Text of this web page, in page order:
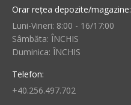
Orar rețea depozite/magazine:
Luni-Vineri: 8:00 - 16/17:00
Sâmbăta: ÎNCHIS
Duminica: ÎNCHIS
Telefon:
+40.256.497.702